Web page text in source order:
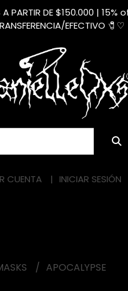
PARTIR DE $150.000 | 15%
EFECTIVO 🧷♡
CUENTA INICIAR SESIÓN
APOCALYPSE